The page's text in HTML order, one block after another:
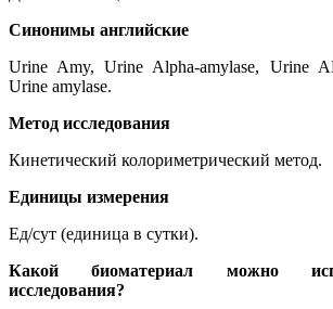
Синонимы английские
Urine Amy, Urine Alpha-amylase, Urine
Urine amylase.
Метод исследования
Кинетический колориметрический метод.
Единицы измерения
Ед/сут (единица в сутки).
Какой биоматериал можно
исследования?